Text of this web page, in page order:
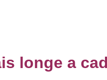
longe a